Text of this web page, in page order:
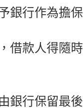
銀行作為擔保
借款人得隨時
銀行保留最後